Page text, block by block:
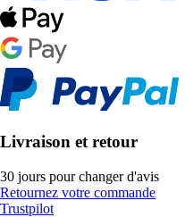
Livraison et retour
30 jours pour changer d'avis
Retournez votre commande
Trustpilot